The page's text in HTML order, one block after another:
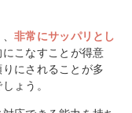
、非常にサッパリとし
こなすことが得意
にされることが多
ょう。